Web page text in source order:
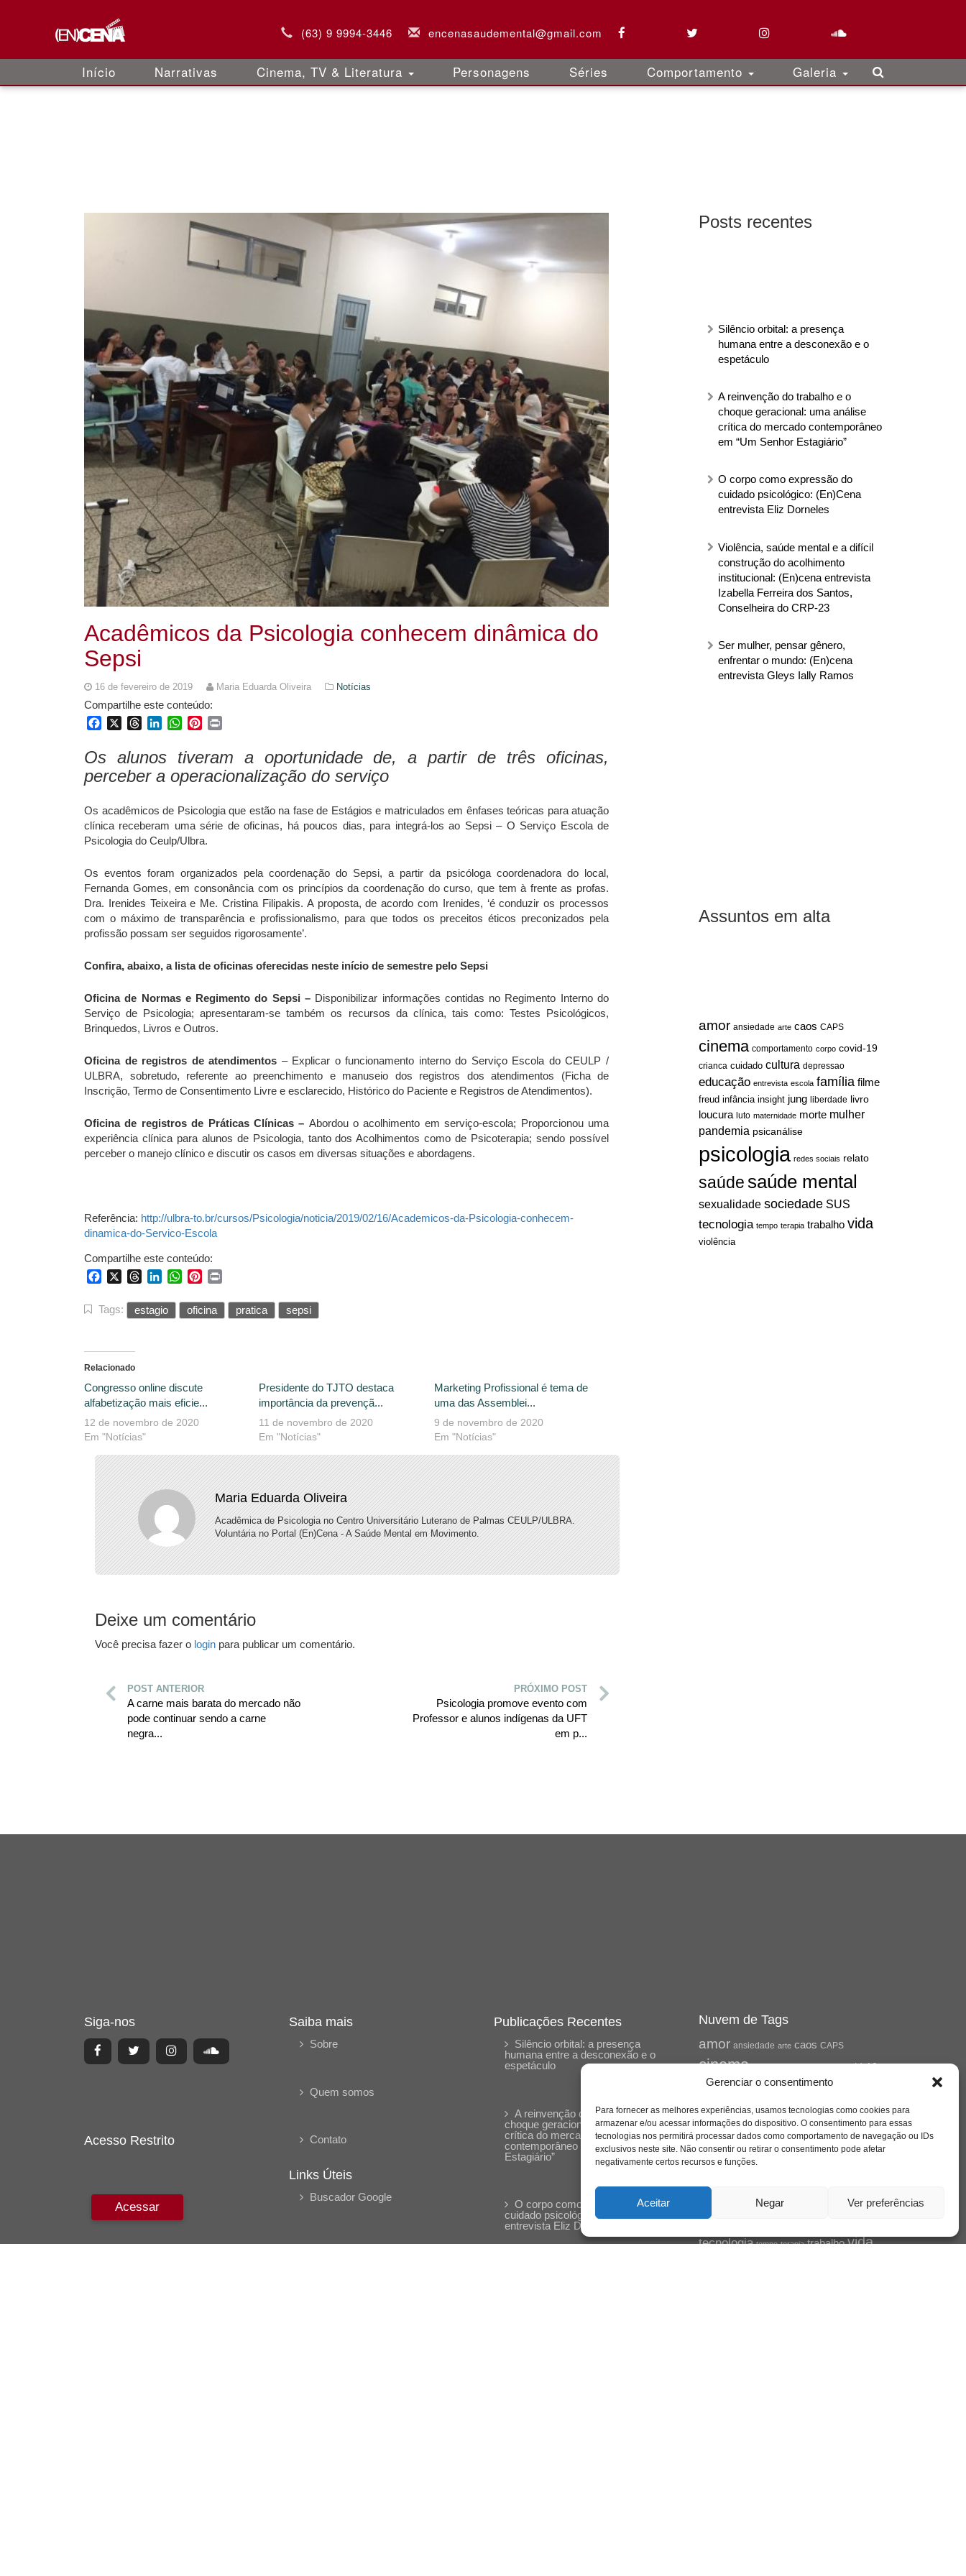
Gerenciar o consentimento
Para fornecer as melhores experiências, usamos tecnologias como cookies para
armazenar e/ou acessar informações do dispositivo. O consentimento para essas
tecnologias nos permitirá processar dados como comportamento de navegação ou IDs
exclusivos neste site. Não consentir ou retirar o consentimento pode afetar
negativamente certos recursos e funções.
Aceitar Negar Ver preferências
(63) 9 9994-3446 encenasaudemental@gmail.com
Início Narrativas Cinema, TV & Literatura Personagens Séries Comportamento Galeria
Posts recentes
Silêncio orbital: a presença
humana entre a desconexão e o
espetáculo
A reinvenção do trabalho e o
choque geracional: uma análise
crítica do mercado contemporâneo
em “Um Senhor Estagiário”
O corpo como expressão do
cuidado psicológico: (En)Cena
entrevista Eliz Dorneles
Violência, saúde mental e a difícil
construção do acolhimento
institucional: (En)cena entrevista
Izabella Ferreira dos Santos,
Conselheira do CRP-23
Ser mulher, pensar gênero,
enfrentar o mundo: (En)cena
entrevista Gleys Ially Ramos
Assuntos em alta
amor ansiedade arte caos CAPS
cinema comportamento corpo covid-19
crianca cuidado cultura depressao
educação entrevista escola família filme
freud infância insight jung liberdade livro
loucura luto maternidade morte mulher
pandemia psicanálise
psicologia redes sociais relato
saúdesaúde mental
sexualidade sociedade SUS
tecnologia tempo terapia trabalho vida
violência
Acadêmicos da Psicologia conhecem dinâmica do
Sepsi
16 de fevereiro de 2019 Maria Eduarda Oliveira Notícias
Compartilhe este conteúdo:
FacebookThreadsLinkedInWhatsApp
Pinterest
Os alunos tiveram a oportunidade de, a partir de três oficinas,
perceber a operacionalização do serviço
Os acadêmicos de Psicologia que estão na fase de Estágios e matriculados em ênfases teóricas para atuação
clínica receberam uma série de oficinas, há poucos dias, para integrá-los ao Sepsi – O Serviço Escola de
Psicologia do Ceulp/Ulbra.
Os eventos foram organizados pela coordenação do Sepsi, a partir da psicóloga coordenadora do local,
Fernanda Gomes, em consonância com os princípios da coordenação do curso, que tem à frente as profas.
Dra. Irenides Teixeira e Me. Cristina Filipakis. A proposta, de acordo com Irenides, ‘é conduzir os processos
com o máximo de transparência e profissionalismo, para que todos os preceitos éticos preconizados pela
profissão possam ser seguidos rigorosamente’.
Confira, abaixo, a lista de oficinas oferecidas neste início de semestre pelo Sepsi
Oficina de Normas e Regimento do Sepsi – Disponibilizar informações contidas no Regimento Interno do
Serviço de Psicologia; apresentaram-se também os recursos da clínica, tais como: Testes Psicológicos,
Brinquedos, Livros e Outros.
Oficina de registros de atendimentos – Explicar o funcionamento interno do Serviço Escola do CEULP /
ULBRA, sobretudo, referente ao preenchimento e manuseio dos registros dos atendimentos (Ficha de
Inscrição, Termo de Consentimento Livre e esclarecido, Histórico do Paciente e Registros de Atendimentos).
Oficina de registros de Práticas Clínicas – Abordou o acolhimento em serviço-escola; Proporcionou uma
experiência clínica para alunos de Psicologia, tanto dos Acolhimentos como de Psicoterapia; sendo possível
perceber o manejo clínico e discutir os casos em diversas situações e abordagens.
Referência: http://ulbra-to.br/cursos/Psicologia/noticia/2019/02/16/Academicos-da-Psicologia-conhecem-
dinamica-do-Servico-Escola
Compartilhe este conteúdo:
FacebookThreadsLinkedInWhatsApp
Pinterest
Tags: estagio oficina pratica sepsi
Relacionado
Congresso online discute
alfabetização mais eficie...
12 de novembro de 2020
Em "Notícias"
Presidente do TJTO destaca
importância da prevençã...
11 de novembro de 2020
Em "Notícias"
Marketing Profissional é tema de
uma das Assemblei...
9 de novembro de 2020
Em "Notícias"
Maria Eduarda Oliveira
Acadêmica de Psicologia no Centro Universitário Luterano de Palmas CEULP/ULBRA.
Voluntária no Portal (En)Cena - A Saúde Mental em Movimento.
Deixe um comentário
Você precisa fazer o login para publicar um comentário.
POST ANTERIOR
A carne mais barata do mercado não
pode continuar sendo a carne
negra...
PRÓXIMO POST
Psicologia promove evento com
Professor e alunos indígenas da UFT
em p...
Siga-nos
Acesso Restrito
Acessar
Saiba mais
Sobre
Quem somos
Contato
Links Úteis
Buscador Google
Publicações Recentes
Silêncio orbital: a presença
humana entre a desconexão e o
espetáculo
A reinvenção do trabalho e o
choque geracional: uma análise
crítica do mercado
contemporâneo em “Um Senhor
Estagiário”
O corpo como expressão do
cuidado psicológico: (En)Cena
entrevista Eliz Dorneles
Nuvem de Tags
amor ansiedade arte caos CAPS
cinema covid-19
crianca cuidado cultura depressao
freud infância insight jung liberdade
livro
loucura luto maternidade morte mulher
pandemia psicanálise
psicologia
saúde mental
sexualidade
tecnologia tempo terapia trabalho vida